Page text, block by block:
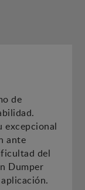
de
excepcional
ante
del
Dumper